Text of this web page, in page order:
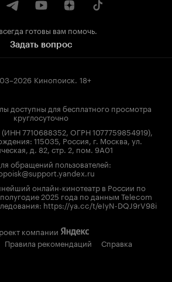
готовы вам помочь.
Задать вопрос
Кинопоиск. 18+
доступны для бесплатного просмотра
круглосуточно
7710688352, ОГРН 1077759854919),
115035, Россия, г. Москва, ул.
д. 82, стр. 2, пом. 9А01
обращений пользователей:
онлайн-кинотеатр в России по
2025 года по данным Telecom
https://ya.cc/t/eIyN-DQJ9rV98i
компании
Правила рекомендаций Справка